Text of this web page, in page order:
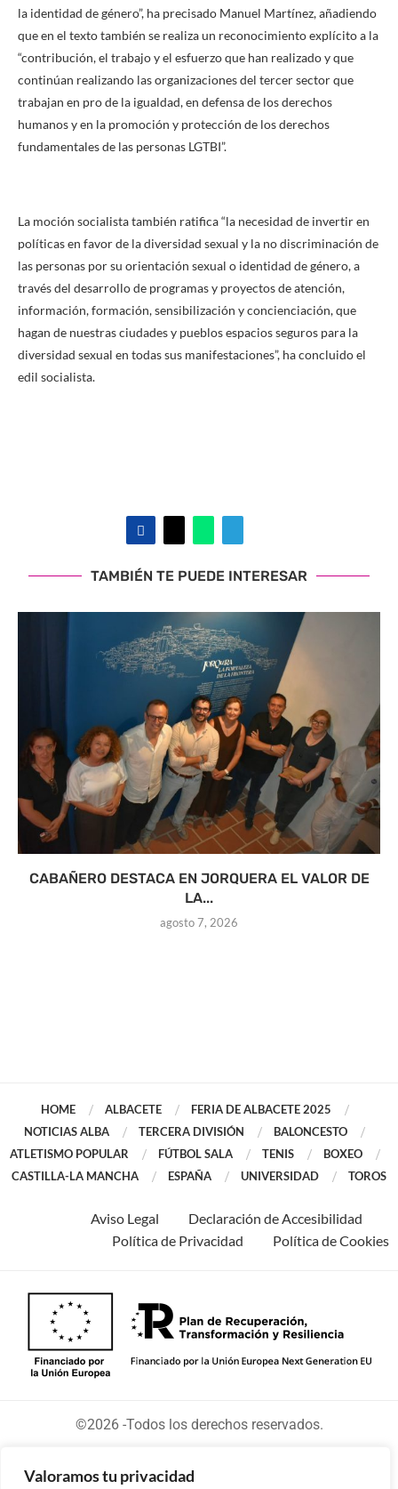
Valoramos tu privacidad
la identidad de género”, ha precisado Manuel Martínez, añadiendo
que en el texto también se realiza un reconocimiento explícito a la
“contribución, el trabajo y el esfuerzo que han realizado y que
continúan realizando las organizaciones del tercer sector que
trabajan en pro de la igualdad, en defensa de los derechos
humanos y en la promoción y protección de los derechos
fundamentales de las personas LGTBI”.
La moción socialista también ratifica “la necesidad de invertir en
políticas en favor de la diversidad sexual y la no discriminación de
las personas por su orientación sexual o identidad de género, a
través del desarrollo de programas y proyectos de atención,
información, formación, sensibilización y concienciación, que
hagan de nuestras ciudades y pueblos espacios seguros para la
diversidad sexual en todas sus manifestaciones”, ha concluido el
edil socialista.
TAMBIÉN TE PUEDE INTERESAR
CABAÑERO DESTACA EN JORQUERA EL VALOR DE
LA...
agosto 7, 2026
HOME ALBACETE
FERIA DE ALBACETE 2025
NOTICIAS ALBA
TERCERA DIVISIÓN
BALONCESTO
ATLETISMO POPULAR
FÚTBOL SALA TENIS
BOXEO
CASTILLA-LA MANCHA
ESPAÑA UNIVERSIDAD TOROS
Aviso Legal
Declaración de Accesibilidad
Política de Privacidad
Política de Cookies
©2026 -Todos los derechos reservados.